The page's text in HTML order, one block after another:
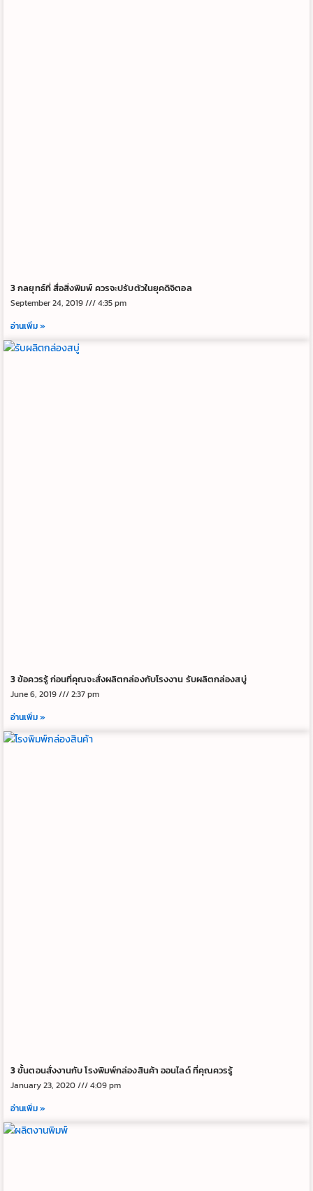
3 กลยุทธ์ที่ สื่อสิ่งพิมพ์ ควรจะปรับตัวในยุคดิจิตอล
September 24, 2019
4:35 pm
อ่านเพิ่ม »
3 ข้อควรรู้ ก่อนที่คุณจะสั่งผลิตกล่องกับโรงงาน รับผลิตกล่องสบู่
June 6, 2019
2:37 pm
อ่านเพิ่ม »
3 ขั้นตอนสั่งงานกับ โรงพิมพ์กล่องสินค้า ออนไลด์ ที่คุณควรรู้
January 23, 2020
4:09 pm
อ่านเพิ่ม »